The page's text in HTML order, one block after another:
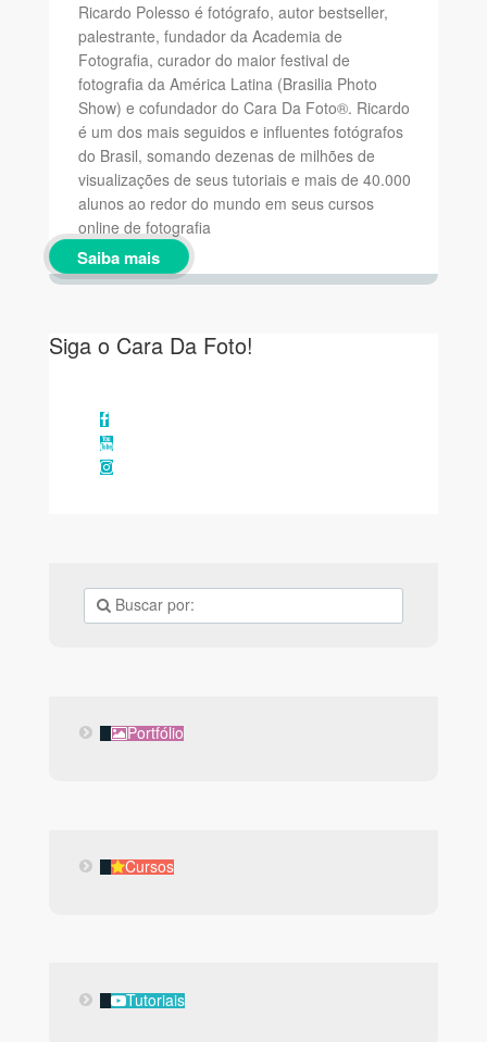
Ricardo Polesso é fotógrafo, autor bestseller,
palestrante, fundador da Academia de
Fotografia, curador do maior festival de
fotografia da América Latina (Brasilia Photo
Show) e cofundador do Cara Da Foto®. Ricardo
é um dos mais seguidos e influentes fotógrafos
do Brasil, somando dezenas de milhões de
visualizações de seus tutoriais e mais de 40.000
alunos ao redor do mundo em seus cursos
online de fotografia
Saiba mais
Siga o Cara Da Foto!
Facebook
YouTube
Instagram
PortfólioPortfólio
CursosCursos
TutoriaisTutoriais